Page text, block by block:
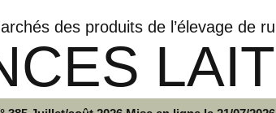
des produits de l’élevage de